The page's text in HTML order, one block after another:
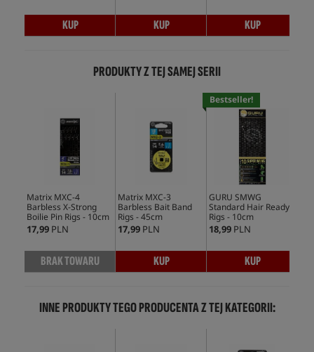
KUP KUP KUP
PRODUKTY Z TEJ SAMEJ SERII
Matrix MXC-4
Barbless X-Strong
Boilie Pin Rigs - 10cm
17,99 PLN
BRAK TOWARU
Matrix MXC-3
Barbless Bait Band
Rigs - 45cm
17,99 PLN
KUP
Bestseller!
GURU SMWG
Standard Hair Ready
Rigs - 10cm
18,99 PLN
KUP
INNE PRODUKTY TEGO PRODUCENTA Z TEJ KATEGORII: